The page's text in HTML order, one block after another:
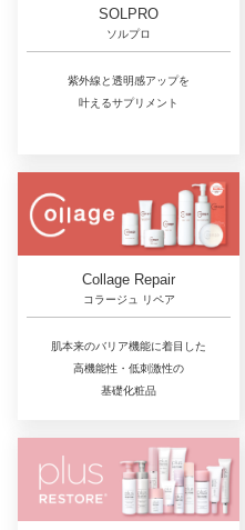
SOLPRO
ソルプロ
紫外線と透明感アップを
叶えるサプリメント
Collage Repair
コラージュ リペア
肌本来のバリア機能に着目した
高機能性・低刺激性の
基礎化粧品